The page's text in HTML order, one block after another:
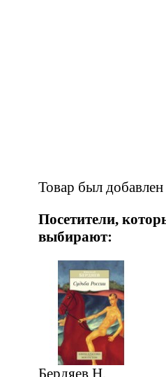
Товар был
Посетители,
выбирают: